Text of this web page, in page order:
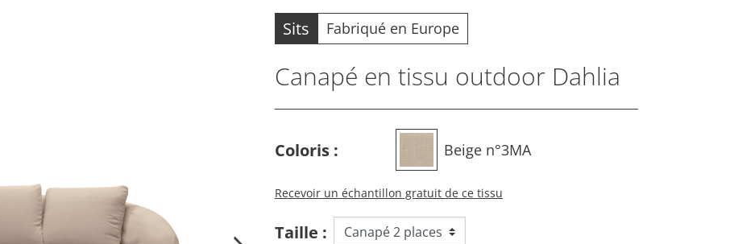
Sits Fabriqué en Europe
Canapé en tissu outdoor Dahlia
Coloris : Beige n°3MA
Recevoir un échantillon gratuit de ce tissu
Taille :